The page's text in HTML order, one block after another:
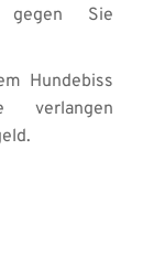
gegen Sie
Hundebiss